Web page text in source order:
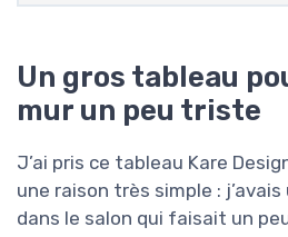
Un gros tableau
mur un peu triste
J’ai pris ce tableau Kare
une raison très simple :
dans le salon qui faisait un